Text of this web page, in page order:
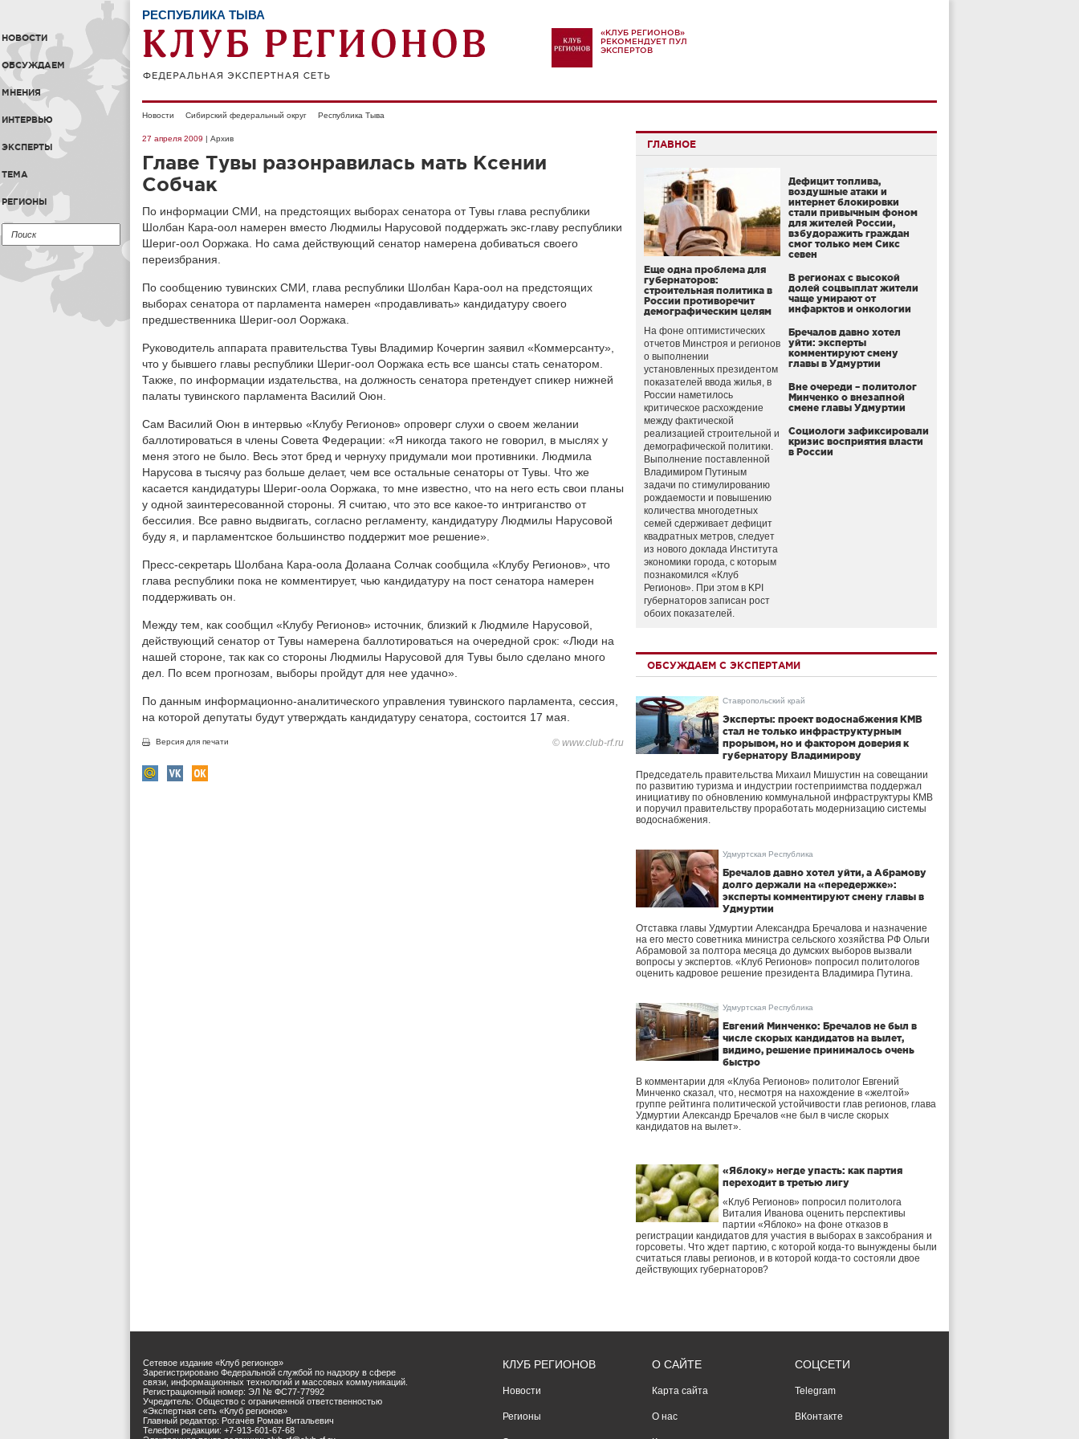
НОВОСТИ
ОБСУЖДАЕМ
МНЕНИЯ
ИНТЕРВЬЮ
ЭКСПЕРТЫ
ТЕМА
РЕГИОНЫ
РЕСПУБЛИКА ТЫВА
«КЛУБ РЕГИОНОВ»
РЕКОМЕНДУЕТ ПУЛ
ЭКСПЕРТОВ
Новости Сибирский федеральный округ Республика Тыва
27 апреля 2009 | Архив
Главе Тувы разонравилась мать Ксении
Собчак
По информации СМИ, на предстоящих выборах сенатора от Тувы глава республики
Шолбан Кара-оол намерен вместо Людмилы Нарусовой поддержать экс-главу республики
Шериг-оол Ооржака. Но сама действующий сенатор намерена добиваться своего
переизбрания.
По сообщению тувинских СМИ, глава республики Шолбан Кара-оол на предстоящих
выборах сенатора от парламента намерен «продавливать» кандидатуру своего
предшественника Шериг-оол Ооржака.
Руководитель аппарата правительства Тувы Владимир Кочергин заявил «Коммерсанту»,
что у бывшего главы республики Шериг-оол Ооржака есть все шансы стать сенатором.
Также, по информации издательства, на должность сенатора претендует спикер нижней
палаты тувинского парламента Василий Оюн.
Сам Василий Оюн в интервью «Клубу Регионов» опроверг слухи о своем желании
баллотироваться в члены Совета Федерации: «Я никогда такого не говорил, в мыслях у
меня этого не было. Весь этот бред и чернуху придумали мои противники. Людмила
Нарусова в тысячу раз больше делает, чем все остальные сенаторы от Тувы. Что же
касается кандидатуры Шериг-оола Ооржака, то мне известно, что на него есть свои планы
у одной заинтересованной стороны. Я считаю, что это все какое-то интриганство от
бессилия. Все равно выдвигать, согласно регламенту, кандидатуру Людмилы Нарусовой
буду я, и парламентское большинство поддержит мое решение».
Пресс-секретарь Шолбана Кара-оола Долаана Солчак сообщила «Клубу Регионов», что
глава республики пока не комментирует, чью кандидатуру на пост сенатора намерен
поддерживать он.
Между тем, как сообщил «Клубу Регионов» источник, близкий к Людмиле Нарусовой,
действующий сенатор от Тувы намерена баллотироваться на очередной срок: «Люди на
нашей стороне, так как со стороны Людмилы Нарусовой для Тувы было сделано много
дел. По всем прогнозам, выборы пройдут для нее удачно».
По данным информационно-аналитического управления тувинского парламента, сессия,
на которой депутаты будут утверждать кандидатуру сенатора, состоится 17 мая.
Версия для печати © www.club-rf.ru
ГЛАВНОЕ
Еще одна проблема для
губернаторов:
строительная политика в
России противоречит
демографическим целям
На фоне оптимистических
отчетов Минстроя и регионов
о выполнении
установленных президентом
показателей ввода жилья, в
России наметилось
критическое расхождение
между фактической
реализацией строительной и
демографической политики.
Выполнение поставленной
Владимиром Путиным
задачи по стимулированию
рождаемости и повышению
количества многодетных
семей сдерживает дефицит
квадратных метров, следует
из нового доклада Института
экономики города, с которым
познакомился «Клуб
Регионов». При этом в KPI
губернаторов записан рост
обоих показателей.
Дефицит топлива,
воздушные атаки и
интернет блокировки
стали привычным фоном
для жителей России,
взбудоражить граждан
смог только мем Сикс
севен
В регионах с высокой
долей соцвыплат жители
чаще умирают от
инфарктов и онкологии
Бречалов давно хотел
уйти: эксперты
комментируют смену
главы в Удмуртии
Вне очереди – политолог
Минченко о внезапной
смене главы Удмуртии
Социологи зафиксировали
кризис восприятия власти
в России
ОБСУЖДАЕМ С ЭКСПЕРТАМИ
Ставропольский край
Эксперты: проект водоснабжения КМВ
стал не только инфраструктурным
прорывом, но и фактором доверия к
губернатору Владимирову
Председатель правительства Михаил Мишустин на совещании
по развитию туризма и индустрии гостеприимства поддержал
инициативу по обновлению коммунальной инфраструктуры КМВ
и поручил правительству проработать модернизацию системы
водоснабжения.
Удмуртская Республика
Бречалов давно хотел уйти, а Абрамову
долго держали на «передержке»:
эксперты комментируют смену главы в
Удмуртии
Отставка главы Удмуртии Александра Бречалова и назначение
на его место советника министра сельского хозяйства РФ Ольги
Абрамовой за полтора месяца до думских выборов вызвали
вопросы у экспертов. «Клуб Регионов» попросил политологов
оценить кадровое решение президента Владимира Путина.
Удмуртская Республика
Евгений Минченко: Бречалов не был в
числе скорых кандидатов на вылет,
видимо, решение принималось очень
быстро
В комментарии для «Клуба Регионов» политолог Евгений
Минченко сказал, что, несмотря на нахождение в «желтой»
группе рейтинга политической устойчивости глав регионов, глава
Удмуртии Александр Бречалов «не был в числе скорых
кандидатов на вылет».
«Яблоку» негде упасть: как партия
переходит в третью лигу
«Клуб Регионов» попросил политолога
Виталия Иванова оценить перспективы
партии «Яблоко» на фоне отказов в
регистрации кандидатов для участия в выборах в заксобрания и
горсоветы. Что ждет партию, с которой когда-то вынуждены были
считаться главы регионов, и в которой когда-то состояли двое
действующих губернаторов?
Сетевое издание «Клуб регионов»
Зарегистрировано Федеральной службой по надзору в сфере
связи, информационных технологий и массовых коммуникаций.
Регистрационный номер: ЭЛ № ФС77-77992
Учредитель: Общество с ограниченной ответственностью
«Экспертная сеть «Клуб регионов»
Главный редактор: Рогачёв Роман Витальевич
Телефон редакции: +7-913-601-67-68
КЛУБ РЕГИОНОВ
Новости
Регионы
О САЙТЕ
Карта сайта
О нас
СОЦСЕТИ
Telegram
ВКонтакте